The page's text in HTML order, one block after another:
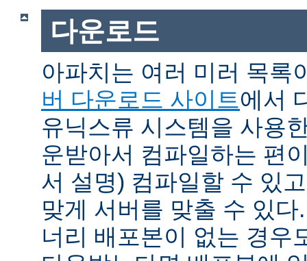
다운로드
아파치는 여러 미러 목록
버 다운로드 사이트에서
유닉스류 시스템을 사용
운받아서 컴파일하는 편
서 설명) 컴파일할 수 있
맞게 서버를 맞출 수 있
너리 배포본이 없는 경우